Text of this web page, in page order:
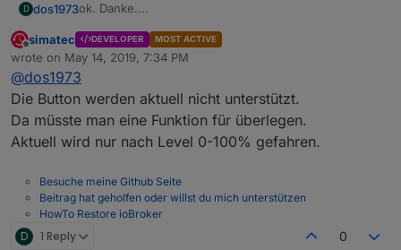
D dos1973ok. Danke.
was passiert wenn es kein Level oder Postion gibt?
hoch
stop
runter
können diese Button auch verwendet werden?
Danke für deine Mühe & Geduld !
Offline
simatec DEVELOPER MOST ACTIVE
wrote on May 14, 2019, 7:34 PM
last edited by
@dos1973
Die Button werden aktuell nicht unterstützt.
Da müsste man eine Funktion für überlegen.
Aktuell wird nur nach Level 0-100% gefahren.
Besuche meine Github Seite
Beitrag hat geholfen oder willst du mich unterstützen
HowTo Restore ioBroker
D 1 Reply 0